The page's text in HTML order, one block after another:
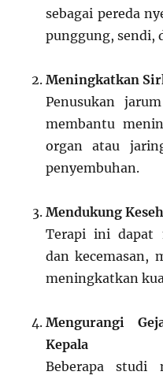
sebagai pereda
punggung, sendi,
Meningkatkan
Penusukan
membantu
organ atau
penyembuhan.
Mendukung
Terapi ini dapat
dan kecemasan,
meningkatkan
Mengurangi
Kepala
Beberapa studi